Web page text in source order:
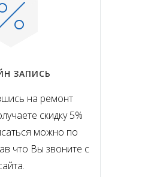
ЗАПИСЬ
на ремонт
скидку 5%
можно по
что Вы звоните с